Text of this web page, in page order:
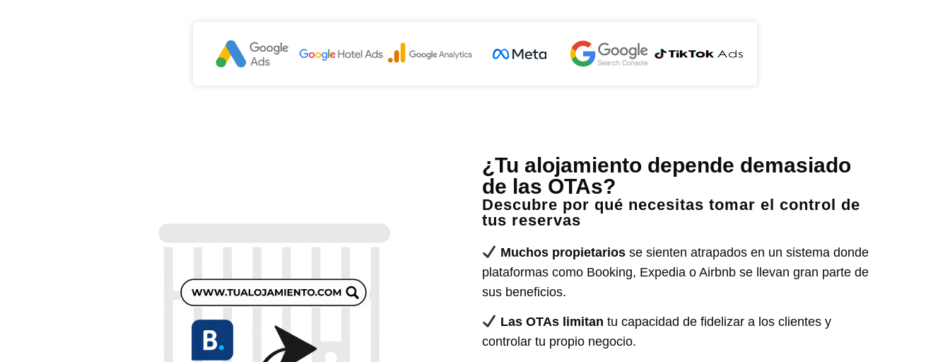
¿Tu alojamiento depende demasiado
de las OTAs?
Descubre por qué necesitas tomar el control de
tus reservas
Muchos propietariosse sienten atrapados en un sistema donde
plataformas como Booking, Expedia o Airbnb se llevan gran parte de
sus beneficios.
Las OTAs limitan tu capacidad de fidelizar a los clientes y
controlar tu propio negocio.